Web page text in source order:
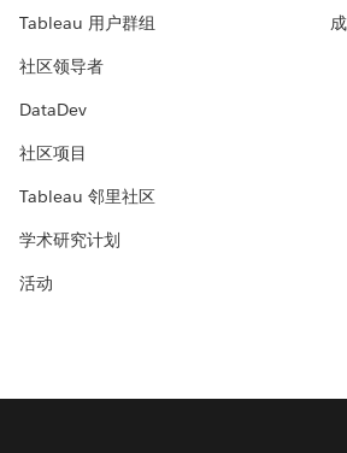
Tableau 用户群组
社区领导者
DataDev
社区项目
Tableau 邻里社区
学术研究计划
活动